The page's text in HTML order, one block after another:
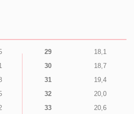
29
18,1
30
18,7
31
19,4
32
20,0
33
20,6